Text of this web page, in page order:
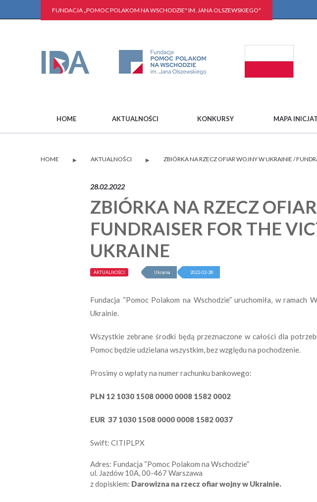
FUNDACJA „POMOC POLAKOM NA WSCHODZIE" IM. JANA OLSZEWSKIEGO"
HOME AKTUALNOŚCI KONKURSY MAPA
HOME ▶ AKTUALNOŚCI ▶ ZBIÓRKA NA RZECZ OFIAR WOJNY W UKRAINIE /
28.02.2022
ZBIÓRKA NA RZECZ
FUNDRAISER FOR THE
UKRAINE
AKTUALNOŚCI Ukraina 2022-02-28
Fundacja “Pomoc Polakom na Wschodzie” uruchomiła, w
Ukrainie.
Wszystkie zebrane środki będą przeznaczone w całości dla
Pomoc będzie udzielana wszystkim, bez względu na pochodzenie.
Prosimy o wpłaty na numer rachunku bankowego:
PLN 12 1030 1508 0000 0008 1582 0002
EUR 37 1030 1508 0000 0008 1582 0037
Swift: CITIPLPX
Adres: Fundacja “Pomoc Polakom na Wschodzie”
ul. Jazdów 10A, 00-467 Warszawa
z dopiskiem: Darowizna na rzecz ofiar wojny w Ukrainie.